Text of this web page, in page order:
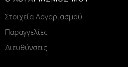
Στοιχεία Λογαριασμού
Παραγγελίες
Διευθύνσεις